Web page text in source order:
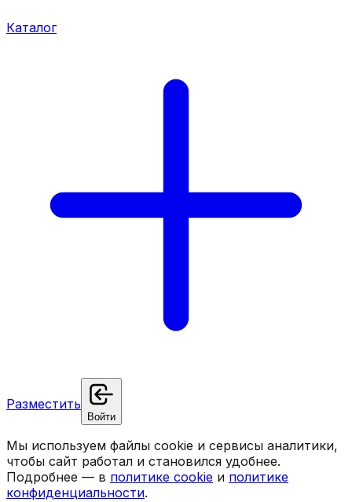
Каталог
Разместить
Войти
Мы используем файлы cookie и сервисы аналитики,
чтобы сайт работал и становился удобнее.
Подробнее — в политике cookie и политике
конфиденциальности.